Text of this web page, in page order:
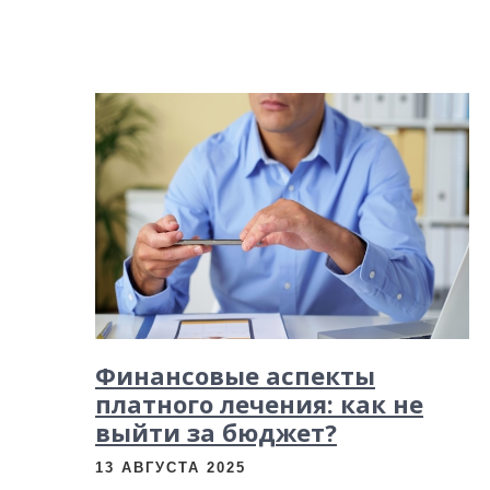
Финансовые аспекты
платного лечения: как не
выйти за бюджет?
13 АВГУСТА 2025